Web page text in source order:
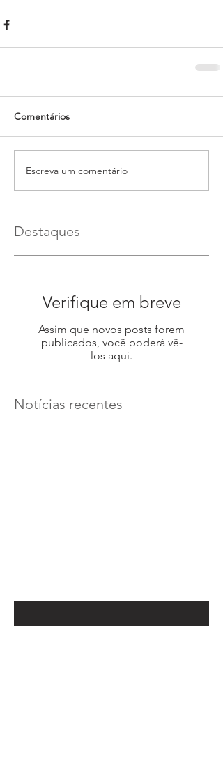
Comentários
Escreva um comentário
Destaques
Verifique em breve
Assim que novos posts forem
publicados, você poderá vê-
los aqui.
Notícias recentes